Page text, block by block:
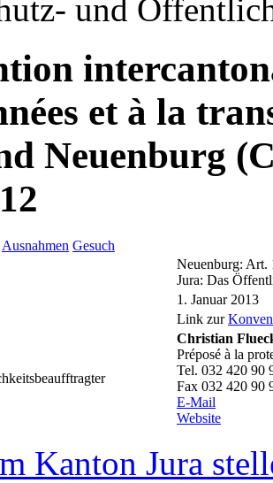
und
et à la
Neuenburg
Ausnahmen Gesuch
Neuenburg: Art.
Jura: Das
1. Januar 2013
Link zur
Christian
Préposé à la
Tel. 032 420 90
Fax 032 420 90
E-Mail
Website
Kanton Jura